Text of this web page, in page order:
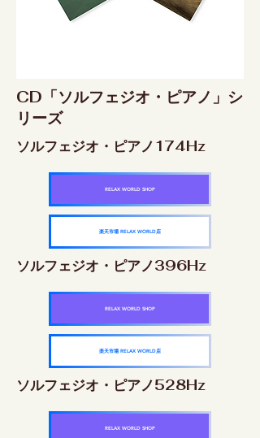
CD「ソルフェジオ・ピアノ」シ
リーズ
ソルフェジオ・ピアノ174Hz
RELAX WORLD SHOP
楽天市場 RELAX WORLD店
ソルフェジオ・ピアノ396Hz
RELAX WORLD SHOP
楽天市場 RELAX WORLD店
ソルフェジオ・ピアノ528Hz
RELAX WORLD SHOP